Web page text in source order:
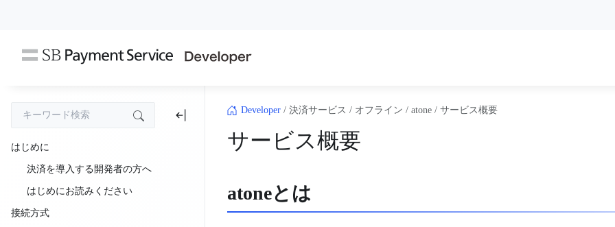
Developer / 決済サービス / オフライン / atone / サービス概要
サービス概要
atoneとは
はじめに
決済を導入する開発者の方へ
はじめにお読みください
接続方式